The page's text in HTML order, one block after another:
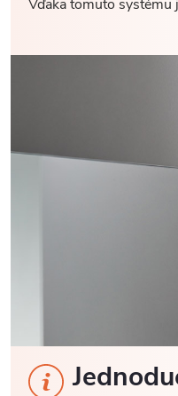
Vďaka tomuto systému